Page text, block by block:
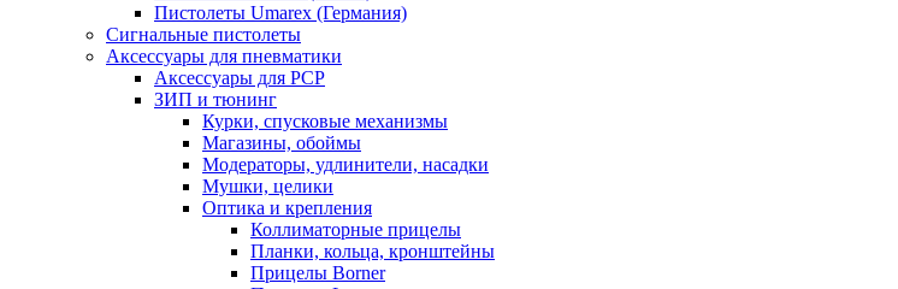
Пистолеты Umarex (Германия)
Сигнальные пистолеты
Аксессуары для пневматики
Аксессуары для PCP
ЗИП и тюнинг
Курки, спусковые механизмы
Магазины, обоймы
Модераторы, удлинители, насадки
Мушки, целики
Оптика и крепления
Коллиматорные прицелы
Планки, кольца, кронштейны
Прицелы Borner